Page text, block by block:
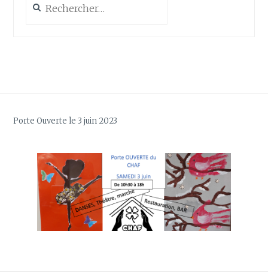
Porte Ouverte le 3 juin 2023